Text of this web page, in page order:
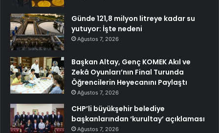
Günde 121,8 milyon litreye kadar su
yutuyor: İşte nedeni
Ağustos 7, 2026
Başkan Altay, Genç KOMEK Akıl ve
Zekâ Oyunları’nın Final Turunda
Öğrencilerin Heyecanını Paylaştı
Ağustos 7, 2026
CHP’li büyükşehir belediye
başkanlarından ‘kurultay’ açıklaması
Ağustos 7, 2026